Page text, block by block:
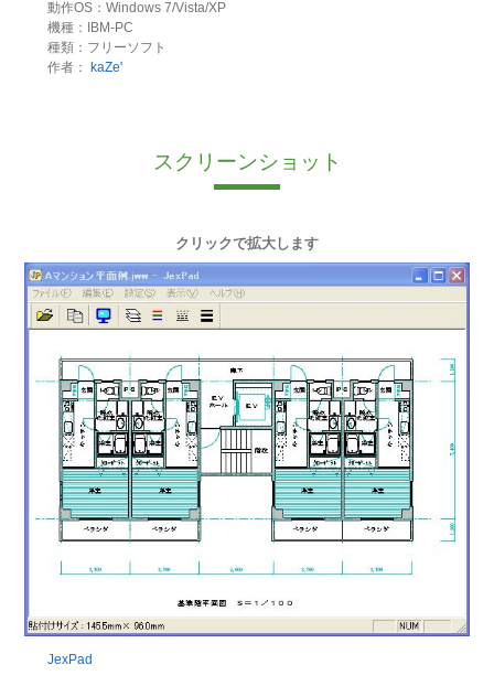
動作OS：Windows 7/Vista/XP
機種：IBM-PC
種類：フリーソフト
作者：
kaZe'
スクリーンショット
クリックで拡大します
JexPad